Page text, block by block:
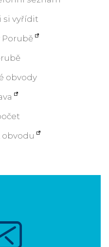
si vyřídit
Porubě
obvody
obvodu